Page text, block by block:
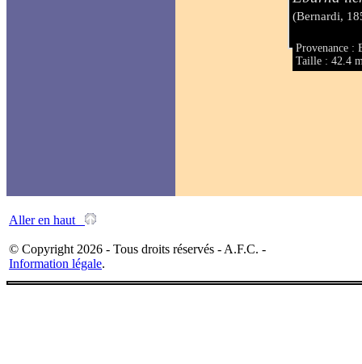
(Bernardi,
Provenance :
Taille : 42.4
Aller en haut
© Copyright 2026 - Tous droits réservés - A.F.C. -
Information légale.